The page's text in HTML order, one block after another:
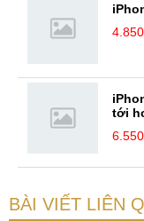
tới
BÀI VIẾT LIÊN